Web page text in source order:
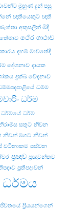
මුහුණ දුන් පසු
ඥාතියෙකුට ඥාති
අකුසලින් මිදී
තේමාව ථේර ගාථාව
දහම් මාවතේදී
දේශනාව දායක
දුක්ඛ වේදනාව
ධම්ම
ධර්ම
ධර්මයේ ධර්ම
සතුට නිවන
නිවන් මගට නිවන්
වටිනාකම පස්වන
ප්‍රඥාව ප්‍රඥාවන්තව
ප්‍රතිපදාවන්
ධර්මය
ජීවිතයේ ප්‍රියයන්ගෙන්